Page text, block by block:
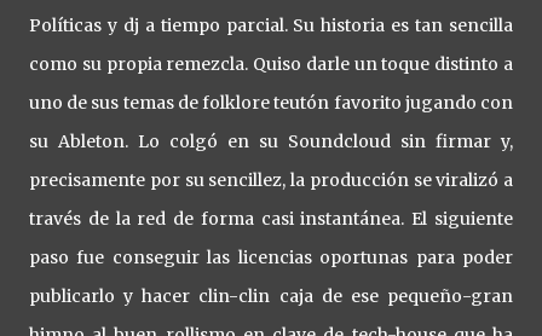
Políticas y dj a tiempo parcial. Su historia es tan sencilla
como su propia remezcla. Quiso darle un toque distinto a
uno de sus temas de folklore teutón favorito jugando con
su Ableton. Lo colgó en su Soundcloud sin firmar y,
precisamente por su sencillez, la producción se viralizó a
través de la red de forma casi instantánea. El siguiente
paso fue conseguir las licencias oportunas para poder
publicarlo y hacer clin-clin caja de ese pequeño-gran